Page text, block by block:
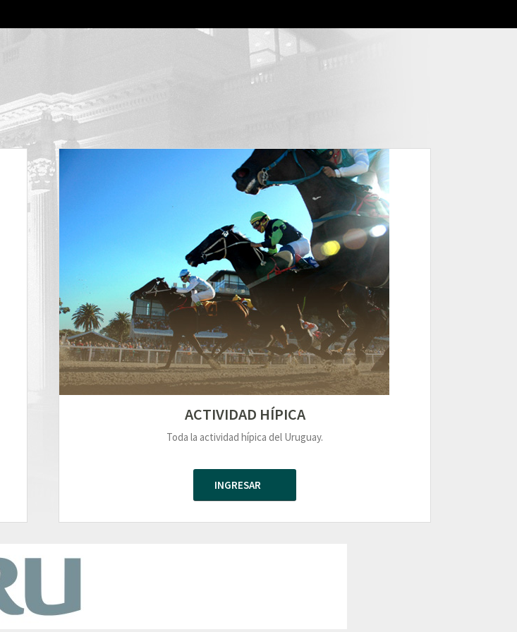
ACTIVIDAD HÍPICA
Toda la actividad hípica del Uruguay.
INGRESAR